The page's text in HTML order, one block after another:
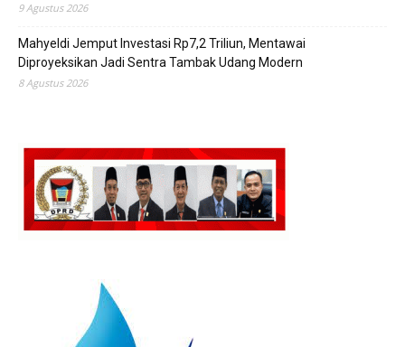
9 Agustus 2026
Mahyeldi Jemput Investasi Rp7,2 Triliun, Mentawai
Diproyeksikan Jadi Sentra Tambak Udang Modern
8 Agustus 2026